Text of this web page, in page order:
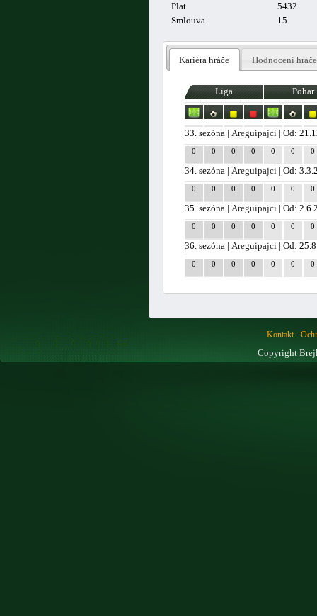
Plat
5432
Smlouva
15
Kariéra hráče Hodnocení hráče
Liga Pohar
33. sezóna | Areguipajci | Od:
0 0 0 0 0 0 0
34. sezóna | Areguipajci | Od:
0 0 0 0 0 0 0
35. sezóna | Areguipajci | Od:
0 0 0 0 0 0 0
36. sezóna | Areguipajci | Od:
0 0 0 0 0 0 0
Kontakt-
Copyright